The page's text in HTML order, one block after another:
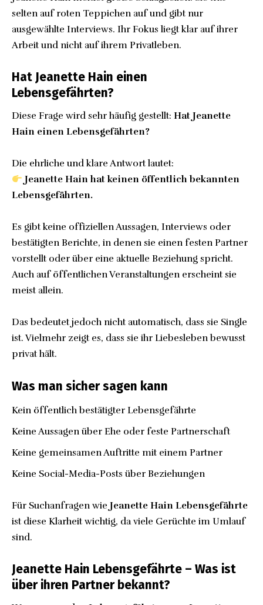
selten auf roten Teppichen auf und gibt nur
ausgewählte Interviews. Ihr Fokus liegt klar auf ihrer
Arbeit und nicht auf ihrem Privatleben.
Hat Jeanette Hain einen
Lebensgefährten?
Diese Frage wird sehr häufig gestellt: Hat Jeanette
Hain einen Lebensgefährten?
Die ehrliche und klare Antwort lautet:
Jeanette Hain hat keinen öffentlich bekannten
Lebensgefährten.
Es gibt keine offiziellen Aussagen, Interviews oder
bestätigten Berichte, in denen sie einen festen Partner
vorstellt oder über eine aktuelle Beziehung spricht.
Auch auf öffentlichen Veranstaltungen erscheint sie
meist allein.
Das bedeutet jedoch nicht automatisch, dass sie Single
ist. Vielmehr zeigt es, dass sie ihr Liebesleben bewusst
privat hält.
Was man sicher sagen kann
Kein öffentlich bestätigter Lebensgefährte
Keine Aussagen über Ehe oder feste Partnerschaft
Keine gemeinsamen Auftritte mit einem Partner
Keine Social-Media-Posts über Beziehungen
Für Suchanfragen wie Jeanette Hain Lebensgefährte
ist diese Klarheit wichtig, da viele Gerüchte im Umlauf
sind.
Jeanette Hain Lebensgefährte – Was ist
über ihren Partner bekannt?